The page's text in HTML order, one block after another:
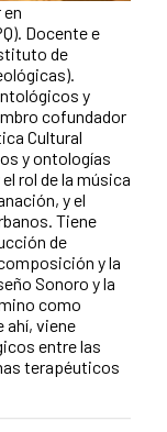
Docente e
de
y
cofundador
Cultural
y ontologías
rol de la música
y el
Tiene
de
y la
Sonoro y la
como
ahí, viene
entre las
terapéuticos